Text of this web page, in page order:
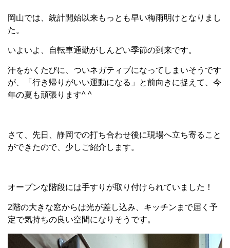
岡山では、統計開始以来もっとも早い梅雨明けとなりまし
た。
いよいよ、自転車通勤がしんどい季節の到来です。
汗をかくたびに、ついネガティブになってしまいそうです
が、「行き帰りがいい運動になる」と前向きに捉えて、今
年の夏も頑張ります^ ^
さて、先日、静岡での打ち合わせ後に現場へ立ち寄ること
ができたので、少しご紹介します。
オープンな階段には手すりが取り付けられていました！
2階の大きな窓からは光が差し込み、キッチンまで届く予
定で気持ちの良い空間になりそうです。